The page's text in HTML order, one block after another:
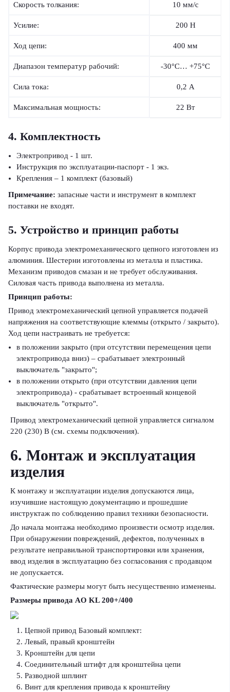
Скорость толкания: 10 мм/с
Усилие: 200 Н
Ход цепи: 400 мм
Диапазон температур рабочий: -30°С… +75°С
Сила тока: 0,2 А
Максимальная мощность: 22 Вт
4. Комплектность
Электропривод - 1 шт.
Инструкция по эксплуатации-паспорт - 1 экз.
Крепления – 1 комплект (базовый)
Примечание: запасные части и инструмент в комплект
поставки не входят.
5. Устройство и принцип работы
Корпус привода электромеханического цепного изготовлен из
алюминия. Шестерни изготовлены из металла и пластика.
Механизм приводов смазан и не требует обслуживания.
Силовая часть привода выполнена из металла.
Принцип работы:
Привод электромеханический цепной управляется подачей
напряжения на соответствующие клеммы (открыто / закрыто).
Ход цепи настраивать не требуется:
в положении закрыто (при отсутствии перемещения цепи
электропривода вниз) – срабатывает электронный
выключатель "закрыто";
в положении открыто (при отсутствии давления цепи
электропривода) - срабатывает встроенный концевой
выключатель "открыто".
Привод электромеханический цепной управляется сигналом
220 (230) В (см. схемы подключения).
6. Монтаж и эксплуатация
изделия
К монтажу и эксплуатации изделия допускаются лица,
изучившие настоящую документацию и прошедшие
инструктаж по соблюдению правил техники безопасности.
До начала монтажа необходимо произвести осмотр изделия.
При обнаружении повреждений, дефектов, полученных в
результате неправильной транспортировки или хранения,
ввод изделия в эксплуатацию без согласования с продавцом
не допускается.
Фактические размеры могут быть несущественно изменены.
Размеры привода AO KL 200+/400
Цепной привод Базовый комплект:
Левый, правый кронштейн
Кронштейн для цепи
Соединительный штифт для кронштейна цепи
Разводной шплинт
Винт для крепления привода к кронштейну